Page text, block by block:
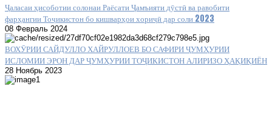
Ҷаласаи ҳисоботии солонаи Раёсати Ҷамъияти дӯстӣ ва равобити
фарҳангии Тоҷикистон бо кишварҳои хориҷӣ дар соли 2023
08 Февраль 2024
ВОХӮРИИ САЙДУЛЛО ХАЙРУЛЛОЕВ БО САФИРИ ҶУМҲУРИИ
ИСЛОМИИ ЭРОН ДАР ҶУМҲУРИИ ТОҶИКИСТОН АЛИРИЗО ҲАҚИҚИЁН
28 Ноябрь 2023